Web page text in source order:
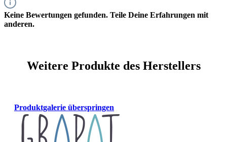
Keine Bewertungen gefunden. Teile Deine Erfahrungen mit
anderen.
Weitere Produkte des Herstellers
Produktgalerie überspringen